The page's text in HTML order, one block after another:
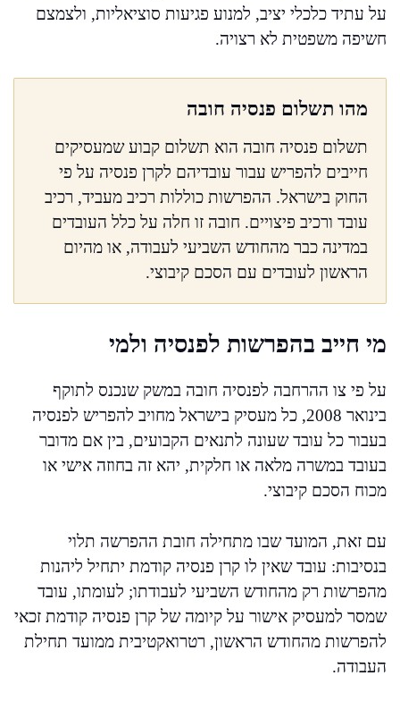
על עתיד כלכלי יציב, למנוע פגיעות סוציאליות, ולצמצם
חשיפה משפטית לא רצויה.
מהו תשלום פנסיה חובה
תשלום פנסיה חובה הוא תשלום קבוע שמעסיקים
חייבים להפריש עבור עובדיהם לקרן פנסיה על פי
החוק בישראל. ההפרשות כוללות רכיב מעביד, רכיב
עובד ורכיב פיצויים. חובה זו חלה על כלל העובדים
במדינה כבר מהחודש השביעי לעבודה, או מהיום
הראשון לעובדים עם הסכם קיבוצי.
מי חייב בהפרשות לפנסיה ולמי
על פי צו ההרחבה לפנסיה חובה במשק שנכנס לתוקף
בינואר 2008, כל מעסיק בישראל מחויב להפריש לפנסיה
בעבור כל עובד שעונה לתנאים הקבועים, בין אם מדובר
בעובד במשרה מלאה או חלקית, יהא זה בחוזה אישי או
מכוח הסכם קיבוצי.
עם זאת, המועד שבו מתחילה חובת ההפרשה תלוי
בנסיבות: עובד שאין לו קרן פנסיה קודמת יתחיל ליהנות
מהפרשות רק מהחודש השביעי לעבודתו; לעומתו, עובד
שמסר למעסיק אישור על קיומה של קרן פנסיה קודמת זכאי
להפרשות מהחודש הראשון, רטרואקטיבית ממועד תחילת
העבודה.